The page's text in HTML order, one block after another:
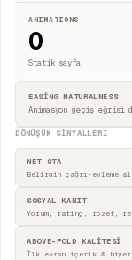
ANIMATIONS
0
Statik sayfa
EASING NATURALNESS
Animasyon geçiş eğrisi
DÖNÜŞÜM SINYALLERI
NET CTA
Belirgin çağrı-eyleme
SOSYAL KANIT
Yorum, rating, rozet,
ABOVE-FOLD KALİTESİ
İlk ekran içerik &